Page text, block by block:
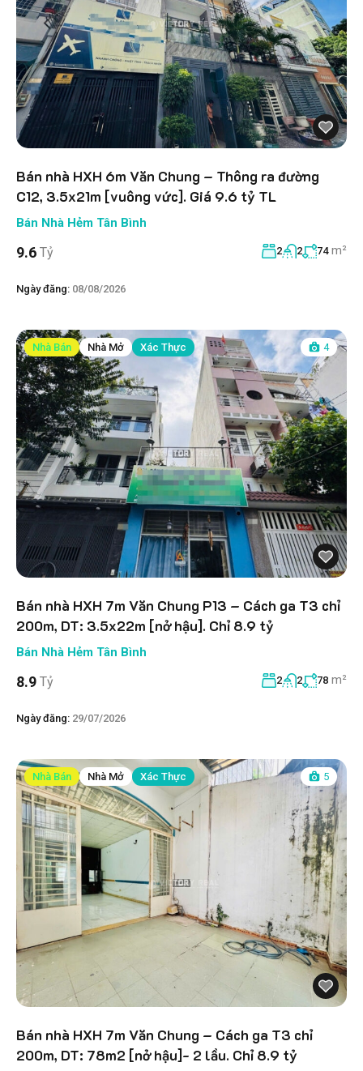
Bán nhà HXH 6m Văn Chung – Thông ra đường
C12, 3.5x21m [vuông vức]. Giá 9.6 tỷ TL
Bán Nhà Hẻm Tân Bình
9.6 Tỷ 2 2 74 m²
Ngày đăng: 08/08/2026
Nhà Bán Nhà Mở Xác Thực 4
Bán nhà HXH 7m Văn Chung P13 – Cách ga T3 chỉ
200m, DT: 3.5x22m [nở hậu]. Chỉ 8.9 tỷ
Bán Nhà Hẻm Tân Bình
8.9 Tỷ 2 2 78 m²
Ngày đăng: 29/07/2026
Nhà Bán Nhà Mở Xác Thực 5
Bán nhà HXH 7m Văn Chung – Cách ga T3 chỉ
200m, DT: 78m2 [nở hậu]- 2 lầu. Chỉ 8.9 tỷ